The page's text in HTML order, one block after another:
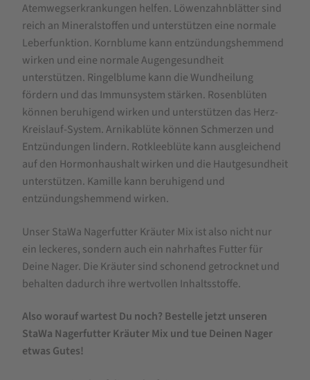
Atemwegserkrankungen helfen. Löwenzahnblätter sind
reich an Mineralstoffen und unterstützen eine normale
Leberfunktion. Kornblume kann entzündungshemmend
wirken und eine normale Augengesundheit
unterstützen. Ringelblume kann die Wundheilung
fördern und das Immunsystem stärken. Rosenblüten
können beruhigend wirken und unterstützen das Herz-
Kreislauf-System. Arnikablüte können Schmerzen und
Entzündungen lindern. Rotkleeblüte kann ausgleichend
auf den Hormonhaushalt wirken und die Hautgesundheit
unterstützen. Kamille kann beruhigend und
entzündungshemmend wirken.
Unser StaWa Nagerfutter Kräuter Mix ist also nicht nur
ein leckeres, sondern auch ein nahrhaftes Futter für
Deine Nager. Die Kräuter sind schonend getrocknet und
behalten dadurch ihre wertvollen Inhaltsstoffe.
Also worauf wartest Du noch? Bestelle jetzt unseren
StaWa Nagerfutter Kräuter Mix und tue Deinen Nager
etwas Gutes!